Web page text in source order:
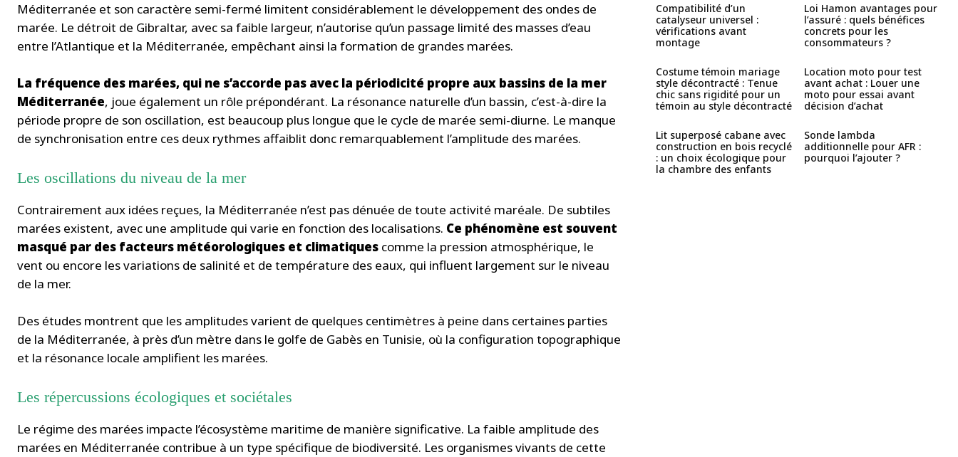
Méditerranée et son caractère semi-fermé limitent considérablement le développement des ondes de
marée. Le détroit de Gibraltar, avec sa faible largeur, n’autorise qu’un passage limité des masses d’eau
entre l’Atlantique et la Méditerranée, empêchant ainsi la formation de grandes marées.
La fréquence des marées, qui ne s’accorde pas avec la périodicité propre aux bassins de la mer
Méditerranée, joue également un rôle prépondérant. La résonance naturelle d’un bassin, c’est-à-dire la
période propre de son oscillation, est beaucoup plus longue que le cycle de marée semi-diurne. Le manque
de synchronisation entre ces deux rythmes affaiblit donc remarquablement l’amplitude des marées.
Les oscillations du niveau de la mer
Contrairement aux idées reçues, la Méditerranée n’est pas dénuée de toute activité maréale. De subtiles
marées existent, avec une amplitude qui varie en fonction des localisations. Ce phénomène est souvent
masqué par des facteurs météorologiques et climatiques comme la pression atmosphérique, le
vent ou encore les variations de salinité et de température des eaux, qui influent largement sur le niveau
de la mer.
Des études montrent que les amplitudes varient de quelques centimètres à peine dans certaines parties
de la Méditerranée, à près d’un mètre dans le golfe de Gabès en Tunisie, où la configuration topographique
et la résonance locale amplifient les marées.
Les répercussions écologiques et sociétales
Le régime des marées impacte l’écosystème maritime de manière significative. La faible amplitude des
marées en Méditerranée contribue à un type spécifique de biodiversité. Les organismes vivants de cette
Compatibilité d’un
catalyseur universel :
vérifications avant
montage
Loi Hamon avantages pour
l’assuré : quels bénéfices
concrets pour les
consommateurs ?
Costume témoin mariage
style décontracté : Tenue
chic sans rigidité pour un
témoin au style décontracté
Location moto pour test
avant achat : Louer une
moto pour essai avant
décision d’achat
Lit superposé cabane avec
construction en bois recyclé
: un choix écologique pour
la chambre des enfants
Sonde lambda
additionnelle pour AFR :
pourquoi l’ajouter ?